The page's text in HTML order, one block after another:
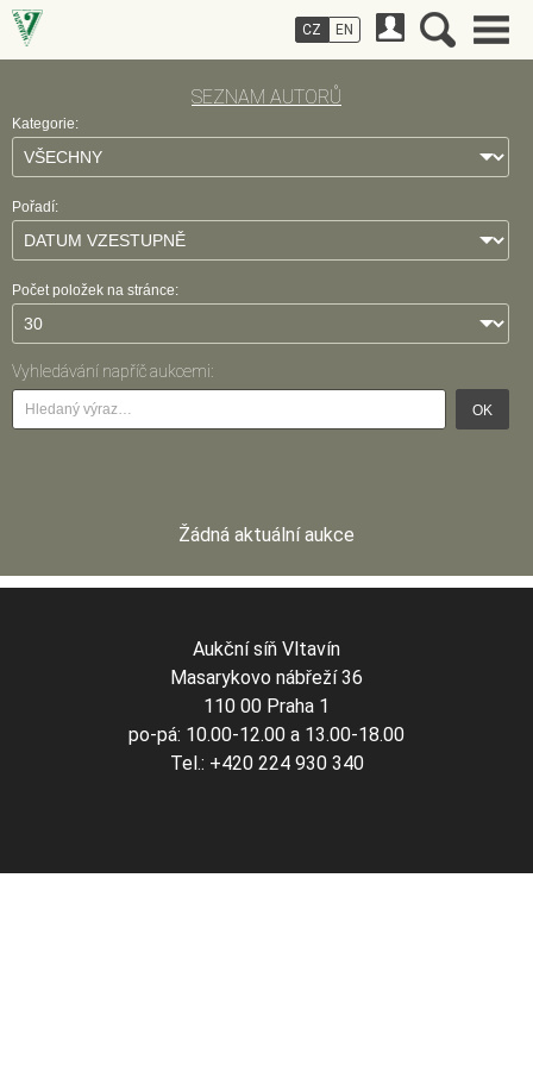
SEZNAM AUTORŮ
Kategorie:
Pořadí:
Počet položek na stránce:
Vyhledávání napříč aukcemi:
OK
Žádná aktuální aukce
CZ EN
Aukční síň Vltavín
Masarykovo nábřeží 36
110 00 Praha 1
po-pá: 10.00-12.00 a 13.00-18.00
Tel.: +420 224 930 340